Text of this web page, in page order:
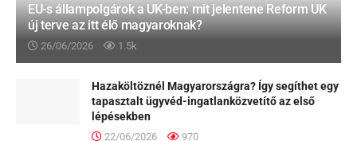
EU-s állampolgárok a UK-ben: mit jelentene Reform UK
új terve az itt élő magyaroknak?
26/06/2026 1.5k
Hazaköltöznél Magyarországra? Így segíthet egy
tapasztalt ügyvéd-ingatlanközvetítő az első
lépésekben
22/06/2026 970